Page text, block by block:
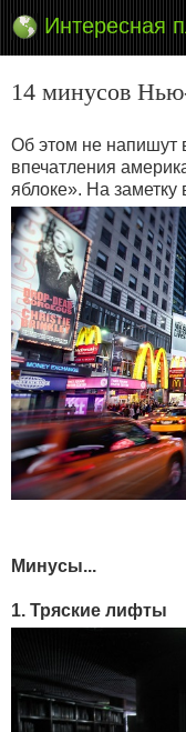
Интересная
14 минусов
Об этом не напишут
впечатления
яблоке». На
Минусы...
1. Тряские лифты